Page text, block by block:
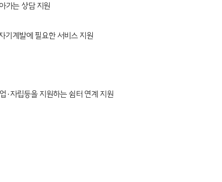
가는 상담 지원
기계발에 필요한 서비스 지원
·자립등을 지원하는 쉼터 연계 지원